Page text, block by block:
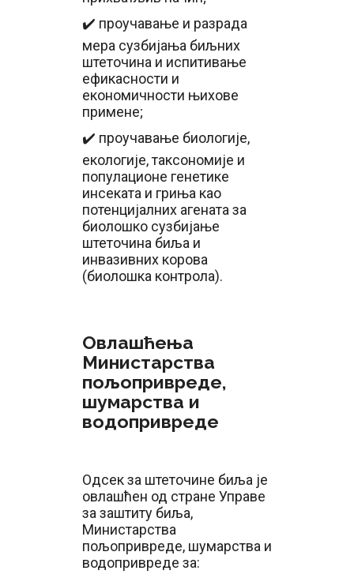
✔️ проучавање и разрада
мера сузбијања биљних
штеточина и испитивање
ефикасности и
економичности њихове
примене;
✔️ проучавање биологије,
екологије, таксономије и
популационе генетике
инсеката и гриња као
потенцијалних агената за
биолошко сузбијање
штеточина биља и
инвазивних корова
(биолошка контрола).
Овлашћења
Министарства
пољопривреде,
шумарства и
водопривреде
Одсек за штеточине биља је
овлашћен од стране Управе
за заштиту биља,
Министарства
пољопривреде, шумарства и
водопривреде за: